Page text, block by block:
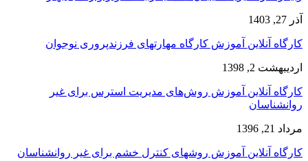
آذر 27, 1403
کارگاه آنلاین آموزش کارگاه مهارتهای فرزندپروری نوجوان
اردیبهشت 2, 1398
کارگاه آنلاین آموزش روش‌های مدیریت استرس برای غیر
روانشناسان
مرداد 21, 1396
کارگاه آنلاین آموزش روشهای کنترل خشم برای غیر روانشناسان